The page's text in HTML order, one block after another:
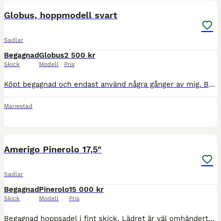
Globus, hoppmodell svart
Sadlar
Begagnad
Skick
Globus
Modell
2 500 kr
Pris
Köpt begagnad och endast använd några gånger av mig. Bra skick! Passar varken mig eller unghästen.
Mariestad
Amerigo Pinerolo 17,5"
Sadlar
Begagnad
Skick
Pinerolo
Modell
15 000 kr
Pris
Begagnad hoppsadel i fint skick. Lädret är väl omhändertaget med normalt slitage. Sadeln köptes till min häst som ung och har passat bra på honom under alla dessa år. Passar häst med hög manke. * Sit